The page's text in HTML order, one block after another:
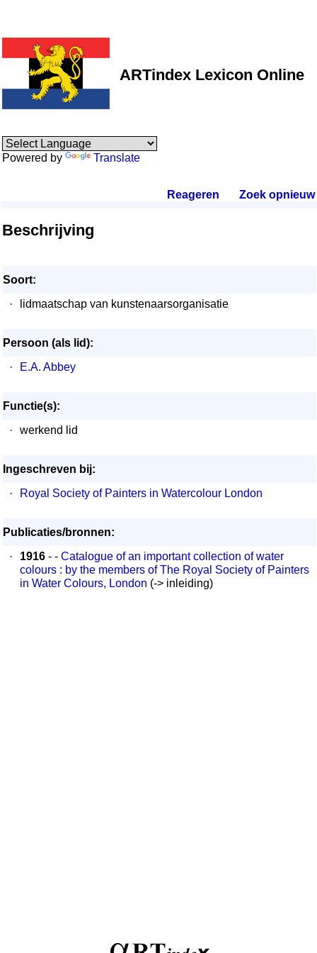
ARTindex Lexicon Online
Powered by Translate
Reageren Zoek opnieuw.
Beschrijving
Soort:
·
lidmaatschap van kunstenaarsorganisatie
Persoon (als lid):
·
E.A. Abbey
Functie(s):
·
werkend lid
Ingeschreven bij:
·
Royal Society of Painters in Watercolour London
Publicaties/bronnen:
·
1916 - - Catalogue of an important collection of water
colours : by the members of The Royal Society of Painters
in Water Colours, London (-> inleiding)